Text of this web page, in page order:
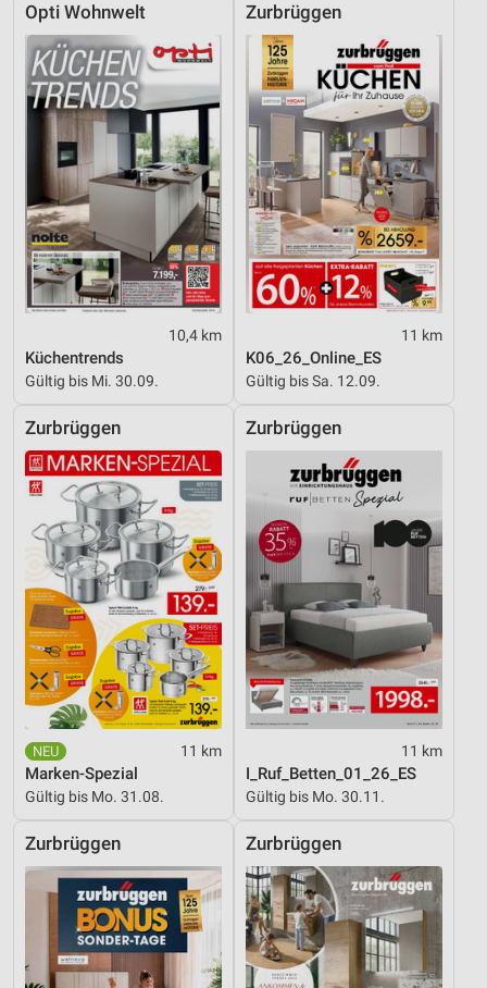
Opti Wohnwelt
10,4 km
Küchentrends
Gültig bis Mi. 30.09.
Zurbrüggen
11 km
K06_26_Online_ES
Gültig bis Sa. 12.09.
Zurbrüggen
11 km
Marken-Spezial
Gültig bis Mo. 31.08.
Zurbrüggen
11 km
I_Ruf_Betten_01_26_ES
Gültig bis Mo. 30.11.
Zurbrüggen Zurbrüggen
Wir nutzen Ihre Daten für folgende Zwecke:
IAB-Verarbeitungszwecke:
Speichern von oder Zugriff auf Informationen
auf einem Endgerät
Verwendung reduzierter Daten zur Auswahl von
Werbeanzeigen
Erstellung von Profilen für personalisierte
Werbung
Verwendung von Profilen zur Auswahl
personalisierter Werbung
Erstellung von Profilen zur Personalisierung
Verwendung von Profilen zur Auswahl
Messung der Werbeleistung
Messung der Performance von Inhalten
Analyse von Zielgruppen durch Statistiken oder
Kombinationen von Daten aus verschiedenen
Quellen
Entwicklung und Verbesserung der Angebote
Verwendung reduzierter Daten zur Auswahl von
Inhalten
IAB-Besonderheiten:
Verwendung genauer Standortdaten
Geräte anhand von aktiv angeforderten
Nicht-IAB-Verarbeitungszwecke:
Notwendig
Performance
Funktional